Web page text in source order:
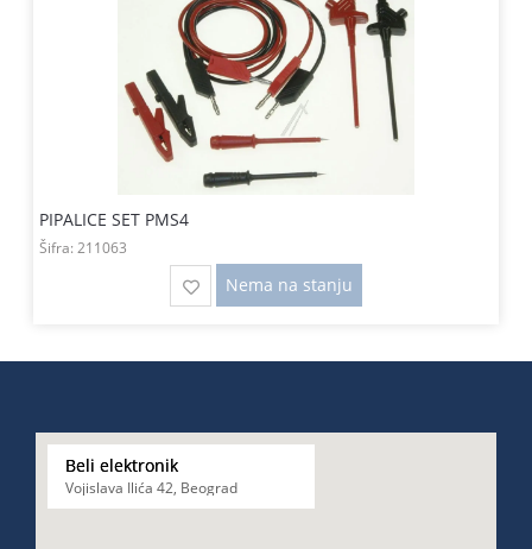
PIPALICE SET PMS4
Šifra: 211063
Nema na stanju
Beli elektronik
Vojislava Ilića 42, Beograd